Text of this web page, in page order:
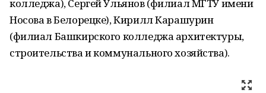
колледжа), Сергей Ульянов (филиал МГТУ имени
Носова в Белорецке), Кирилл Карашурин
(филиал Башкирского колледжа архитектуры,
строительства и коммунального хозяйства).